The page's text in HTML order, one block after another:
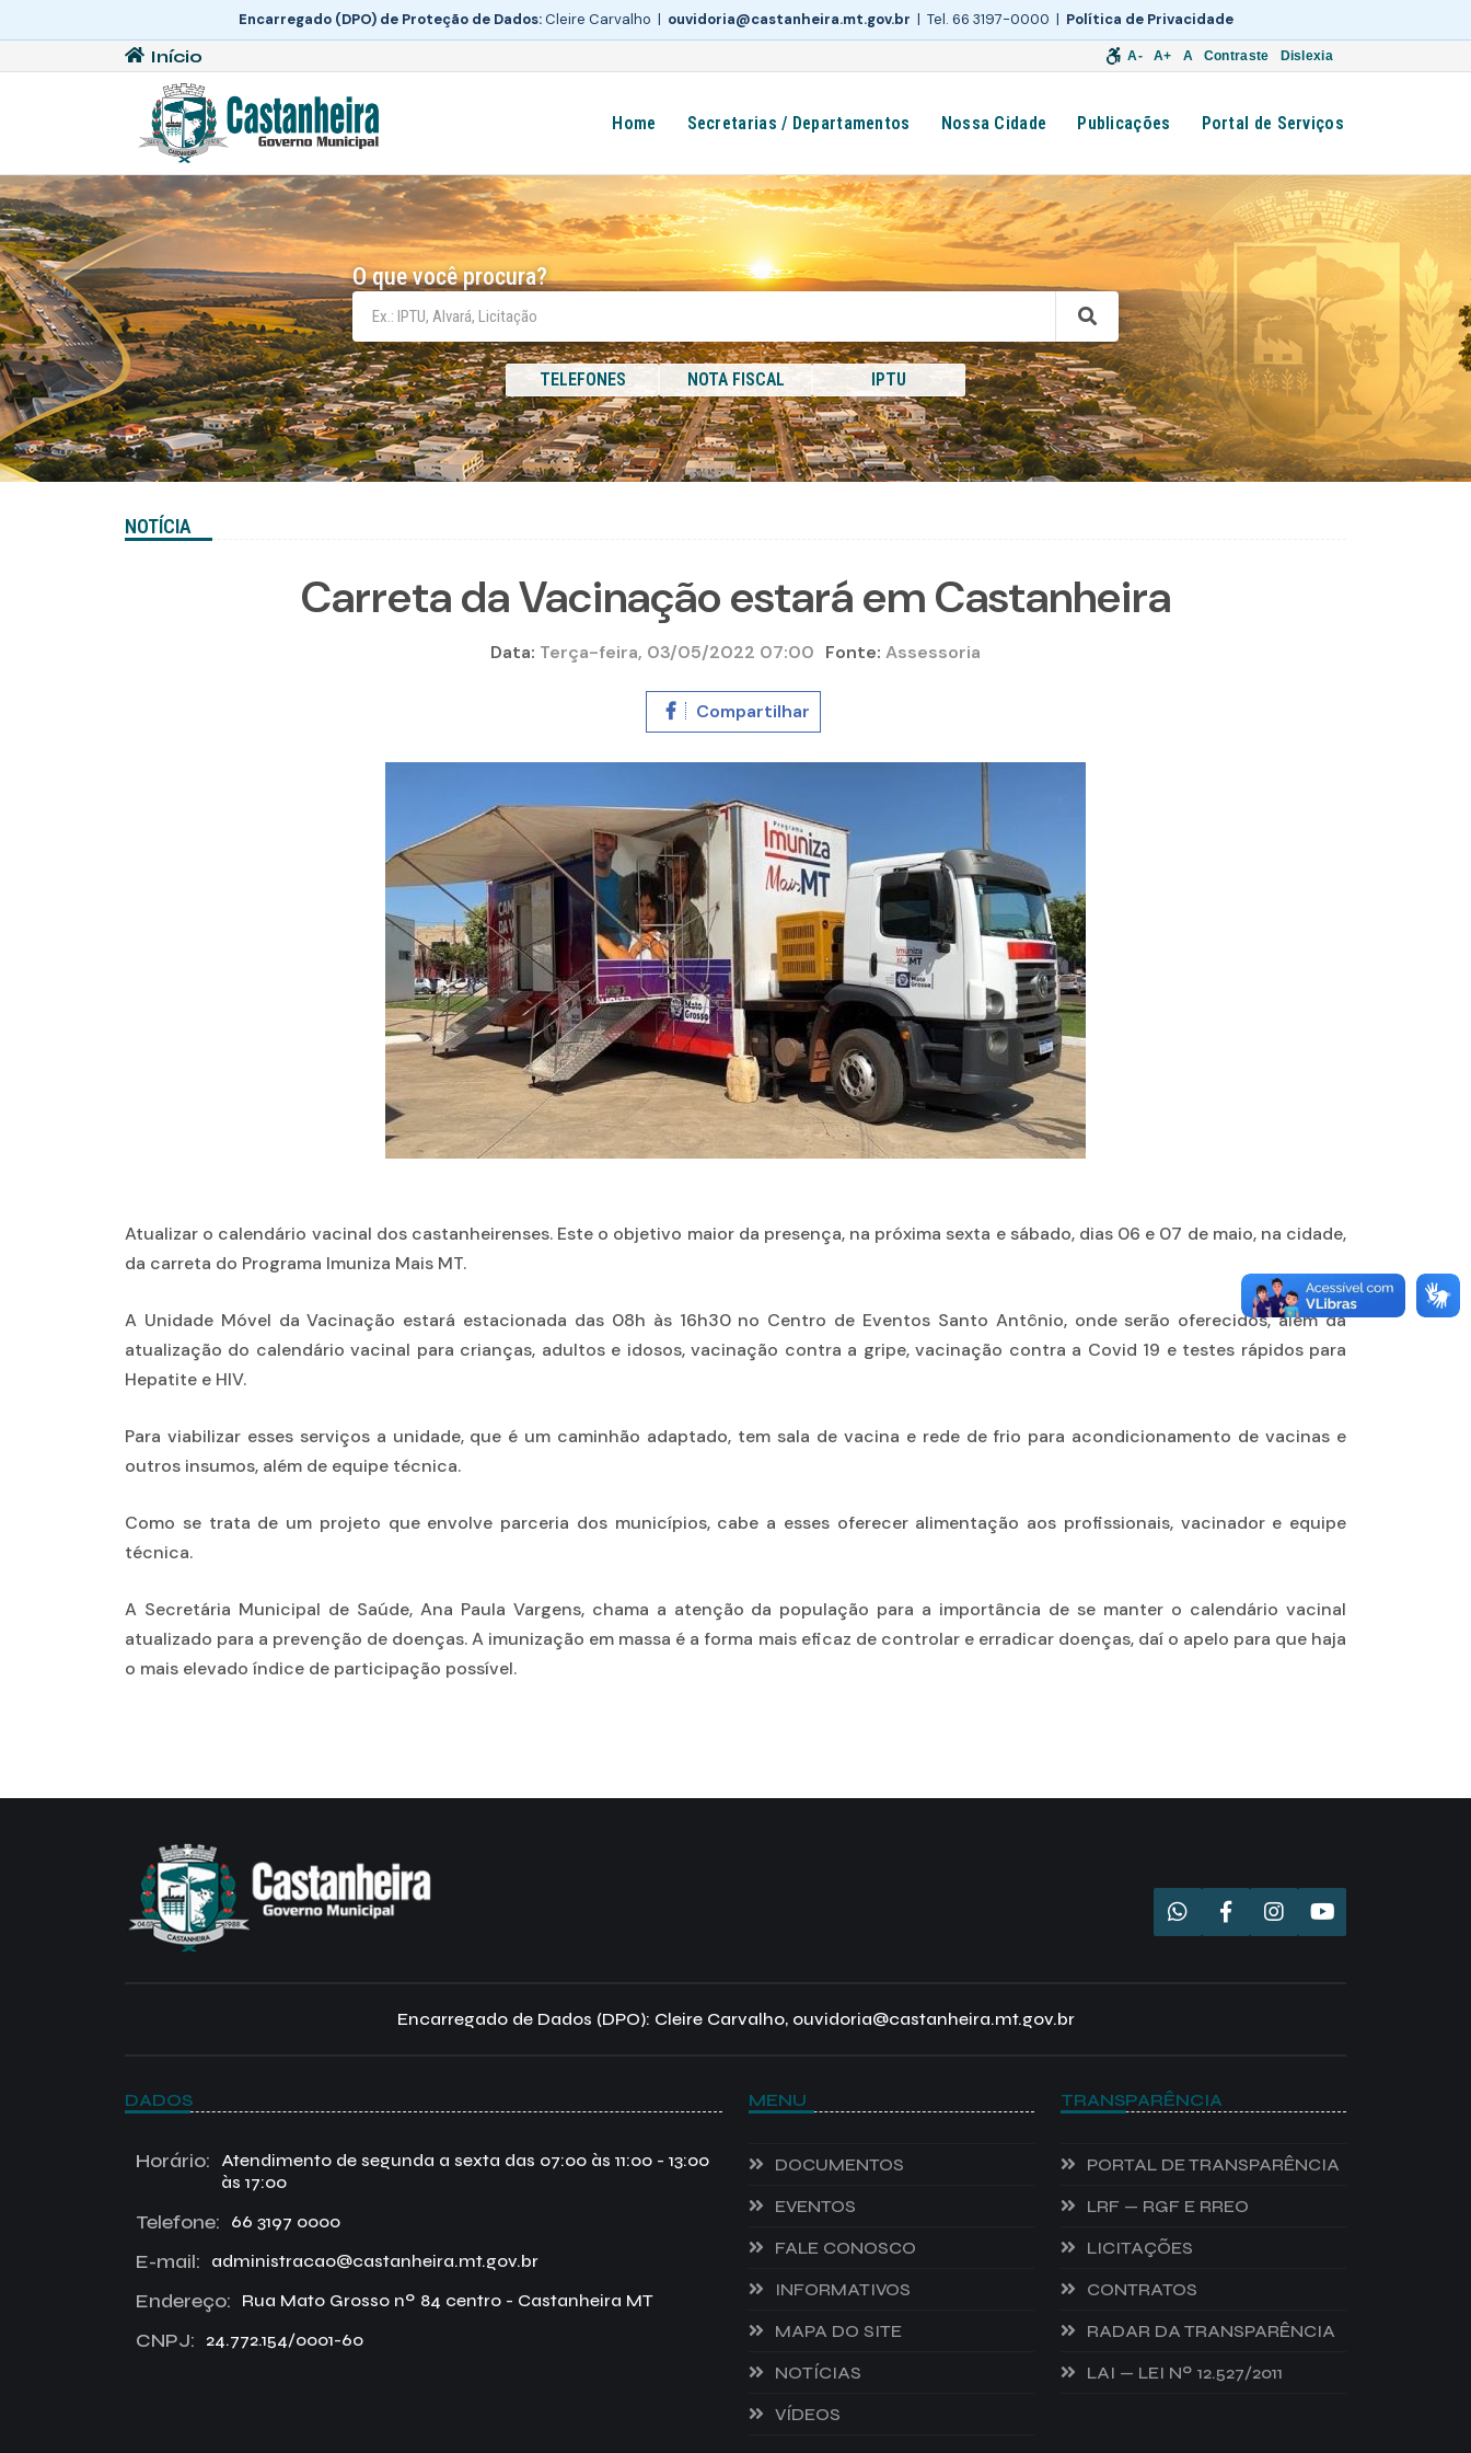
Encarregado (DPO) de Proteção de Dados:Cleire Carvalho | ouvidoria@castanheira.mt.gov.br | Tel. 66 3197-0000 | Política de Privacidade
Início A- A+ A Contraste Dislexia
Home Secretarias / Departamentos Nossa Cidade Publicações Portal de Serviços
O que você procura?
TELEFONES NOTA FISCAL IPTU
NOTÍCIA
Carreta da Vacinação estará em Castanheira
Data: Terça-feira, 03/05/2022 07:00 Fonte: Assessoria
Compartilhar
Atualizar o calendário vacinal dos castanheirenses. Este o objetivo maior da presença, na próxima sexta e sábado, dias 06 e 07 de maio, na cidade,
da carreta do Programa Imuniza Mais MT.
A Unidade Móvel da Vacinação estará estacionada das 08h às 16h30 no Centro de Eventos Santo Antônio, onde serão oferecidos, além da
atualização do calendário vacinal para crianças, adultos e idosos, vacinação contra a gripe, vacinação contra a Covid 19 e testes rápidos para
Hepatite e HIV.
Para viabilizar esses serviços a unidade, que é um caminhão adaptado, tem sala de vacina e rede de frio para acondicionamento de vacinas e
outros insumos, além de equipe técnica.
Como se trata de um projeto que envolve parceria dos municípios, cabe a esses oferecer alimentação aos profissionais, vacinador e equipe
técnica.
A Secretária Municipal de Saúde, Ana Paula Vargens, chama a atenção da população para a importância de se manter o calendário vacinal
atualizado para a prevenção de doenças. A imunização em massa é a forma mais eficaz de controlar e erradicar doenças, daí o apelo para que haja
o mais elevado índice de participação possível.
Encarregado de Dados (DPO): Cleire Carvalho, ouvidoria@castanheira.mt.gov.br
DADOS
Horário:
Atendimento de segunda a sexta das 07:00 às 11:00 - 13:00
às 17:00
Telefone: 66 3197 0000
E-mail: administracao@castanheira.mt.gov.br
Endereço: Rua Mato Grosso nº 84 centro - Castanheira MT
CNPJ: 24.772.154/0001-60
MENU
DOCUMENTOS
EVENTOS
FALE CONOSCO
INFORMATIVOS
MAPA DO SITE
NOTÍCIAS
VÍDEOS
TRANSPARÊNCIA
PORTAL DE TRANSPARÊNCIA
LRF — RGF E RREO
LICITAÇÕES
CONTRATOS
RADAR DA TRANSPARÊNCIA
LAI — LEI Nº 12.527/2011